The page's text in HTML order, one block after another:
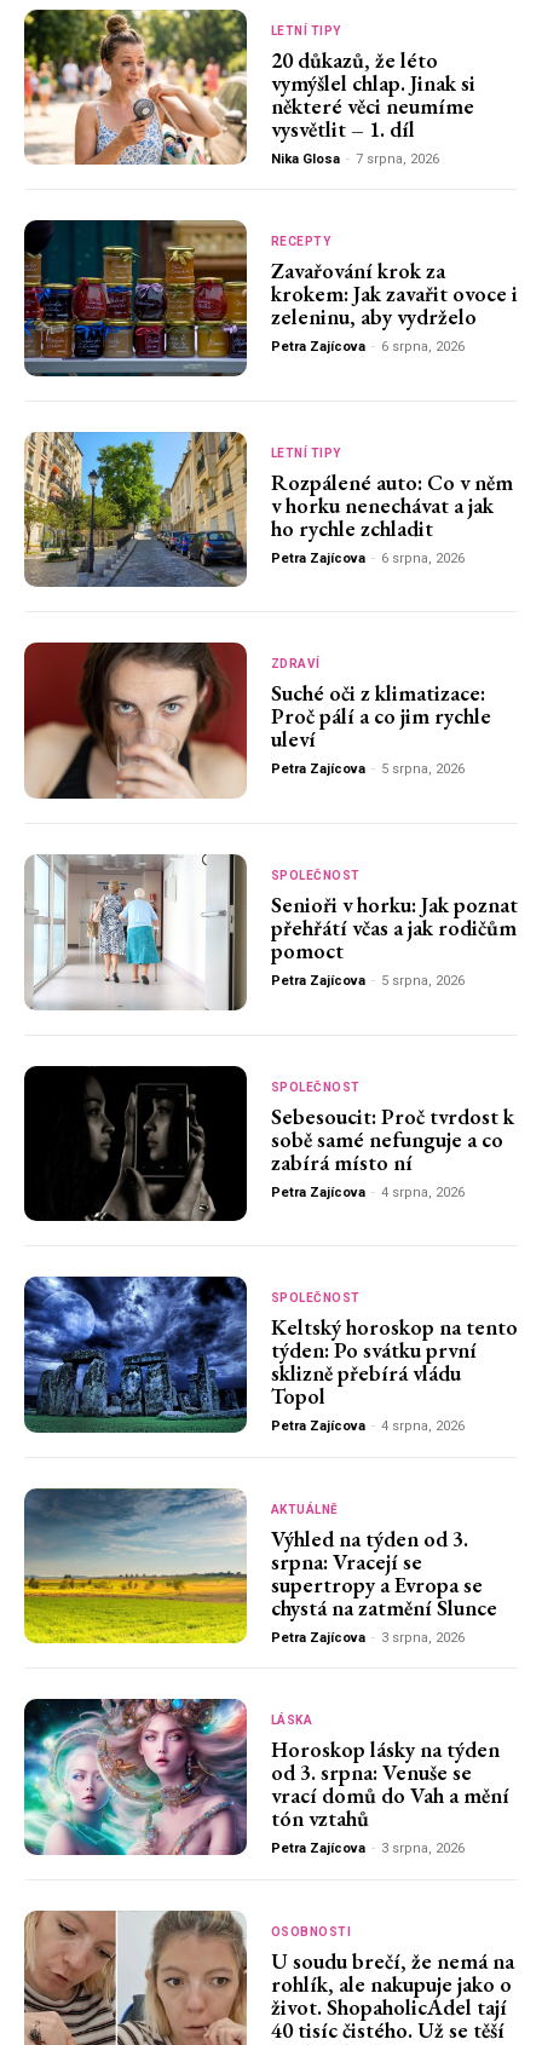
LETNÍ TIPY
20 důkazů, že léto
vymýšlel chlap. Jinak si
některé věci neumíme
vysvětlit – 1. díl
Nika Glosa - 7 srpna, 2026
RECEPTY
Zavařování krok za
krokem: Jak zavařit ovoce i
zeleninu, aby vydrželo
Petra Zajícova - 6 srpna, 2026
LETNÍ TIPY
Rozpálené auto: Co v něm
v horku nenechávat a jak
ho rychle zchladit
Petra Zajícova - 6 srpna, 2026
ZDRAVÍ
Suché oči z klimatizace:
Proč pálí a co jim rychle
uleví
Petra Zajícova - 5 srpna, 2026
SPOLEČNOST
Senioři v horku: Jak poznat
přehřátí včas a jak rodičům
pomoct
Petra Zajícova - 5 srpna, 2026
SPOLEČNOST
Sebesoucit: Proč tvrdost k
sobě samé nefunguje a co
zabírá místo ní
Petra Zajícova - 4 srpna, 2026
SPOLEČNOST
Keltský horoskop na tento
týden: Po svátku první
sklizně přebírá vládu
Topol
Petra Zajícova - 4 srpna, 2026
AKTUÁLNĚ
Výhled na týden od 3.
srpna: Vracejí se
supertropy a Evropa se
chystá na zatmění Slunce
Petra Zajícova - 3 srpna, 2026
LÁSKA
Horoskop lásky na týden
od 3. srpna: Venuše se
vrací domů do Vah a mění
tón vztahů
Petra Zajícova - 3 srpna, 2026
OSOBNOSTI
U soudu brečí, že nemá na
rohlík, ale nakupuje jako o
život. ShopaholicAdel tají
40 tisíc čistého. Už se těší